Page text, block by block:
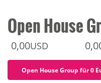
Open House
0,00USD
Open House Group für 0